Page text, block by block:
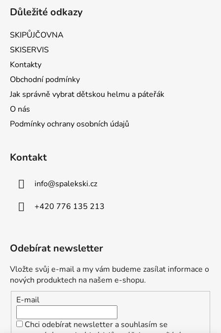
Důležité odkazy
SKIPŮJČOVNA
SKISERVIS
Kontakty
Obchodní podmínky
Jak správně vybrat dětskou helmu a páteřák
O nás
Podmínky ochrany osobních údajů
Kontakt
info@spalekski.cz
+420 776 135 213
Odebírat newsletter
Vložte svůj e-mail a my vám budeme zasílat informace o
nových produktech na našem e-shopu.
E-mail
Chci odebírat newsletter a souhlasím se